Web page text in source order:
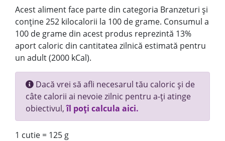
Acest aliment face parte din categoria Branzeturi și
conține 252 kilocalorii la 100 de grame. Consumul a
100 de grame din acest produs reprezintă 13%
aport caloric din cantitatea zilnică estimată pentru
un adult (2000 kCal).
Dacă vrei să afli necesarul tău caloric și de
câte calorii ai nevoie zilnic pentru a-ți atinge
obiectivul,îl poți calcula aici.
1 cutie = 125 g